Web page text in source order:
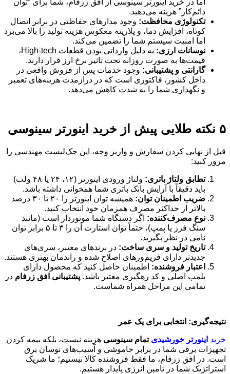
اما در خرید اینورتر سینوسی از افق زرفام، شما برای “توان
دائم‌کار” هزینه می‌دهید.
تکنولوژی محافظت: وجود مدارهای حفاظتی در برابر اتصال
کوتاه، افزایش دما، و پلاریته معکوس هزینه تولید را بالا می‌برد
اما امنیت سیستم شما را تضمین می‌کند.
نوسانات ارزی:
به دلیل وارداتی بودن قطعات High-tech،
قیمت‌ها به صورت روزانه تحت تاثیر نرخ ارز قرار دارند.
گارانتی و پشتیبانی: وجود خدمات پس از فروش واقعی در
داخل کشور، فاکتوری است که در درازمدت هزینه‌های تعمیر
و نگهداری شما را به شدت کاهش می‌دهد.
۵ نکته طلایی پیش از خرید اینورتر سینوسی
قبل از نهایی کردن سفارش و واریز وجه، این چک‌لیست مهندسی را
مرور کنید:
تطابق ولتاژ باتری:
ولتاژ ورودی اینورتر (۱۲، ۲۴ یا ۴۸ ولت)
باید دقیقاً با آرایش بانک باتری شما همخوانی داشته باشد.
ضریب اطمینان توان:
همیشه توان اینورتر را ۲۰ تا ۳۰ درصد
بالاتر از حداکثر مصرف همزمان خود انتخاب کنید.
نوع مصرف‌کننده: اگر دستگاه شما موتوردار است (مانند
سنگ فرز یا پمپ)، حتماً توان استارت آن را ۳ تا ۵ برابر توان
نامی در نظر بگیرید.
تاریخ تولید و سری ساخت: در برندهای معتبر، سری‌های
جدیدتر دارای فریم‌ورهای اصلاح شده و راندمان بهتری هستند.
اعتبار فروشنده: اطمینان حاصل کنید که محصول دارای
پلمب اصلی و کد رهگیری معتبر باشد. پشتیبانی افق زرفام در
تمامی این مراحل همراه شماست.
نتیجه‌گیری: انتخابی برای یک عمر
خرید اینورتر خورشیدی تمام سینوسی هزینه نیست، بلکه بیمه کردن
تجهیزات برقی شما در برابر خاموشی و آسیب‌های نوسان برق
است. در افق زرفام، ما فقط فروشنده کالا نیستیم؛ ما شریک
استراتژیک شما در تامین انرژی پایدار هستیم.